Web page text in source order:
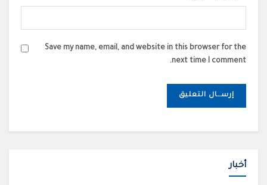
Save my name, email, and website in this browser for the
next time I comment.
أخبار